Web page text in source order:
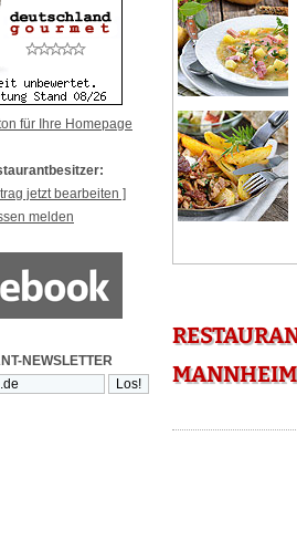
für Ihre Homepage
jetzt bearbeiten ]
melden
NEWSLETTER
MANNHEIM